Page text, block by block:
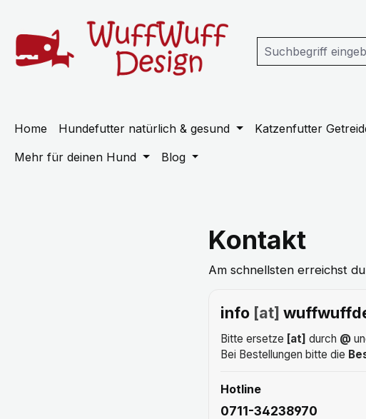
Home Hundefutter natürlich & gesund Katzenfutter
Mehr für deinen Hund
Blog
Kontakt
Am schnellsten erreichst
info [at]
Bitte ersetze [at] durch @
Bei Bestellungen bitte die
Hotline
0711-34238970